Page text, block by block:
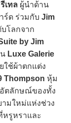
เทล ผู้นำด้าน
ร์ด ร่วมกับ Jim
โลกจาก
by Jim
Luxe Galerie
ใช้ผ้าตกแต่ง
Thompson หุ้ม
อัตลักษณ์ของทั้ง
มใหม่แห่งช่วง
หรูหราและ